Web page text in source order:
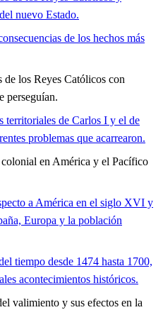
nuevo Estado.
de los hechos más
los Reyes Católicos con
perseguían.
territoriales de Carlos I y el de
problemas que acarrearon.
en América y el Pacífico
a América en el siglo XVI y
Europa y la población
tiempo desde 1474 hasta 1700,
acontecimientos históricos.
valimiento y sus efectos en la